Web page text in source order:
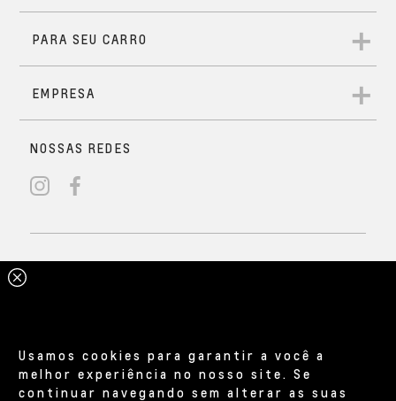
Usamos cookies para garantir a você a
melhor experiência no nosso site. Se
continuar navegando sem alterar as suas